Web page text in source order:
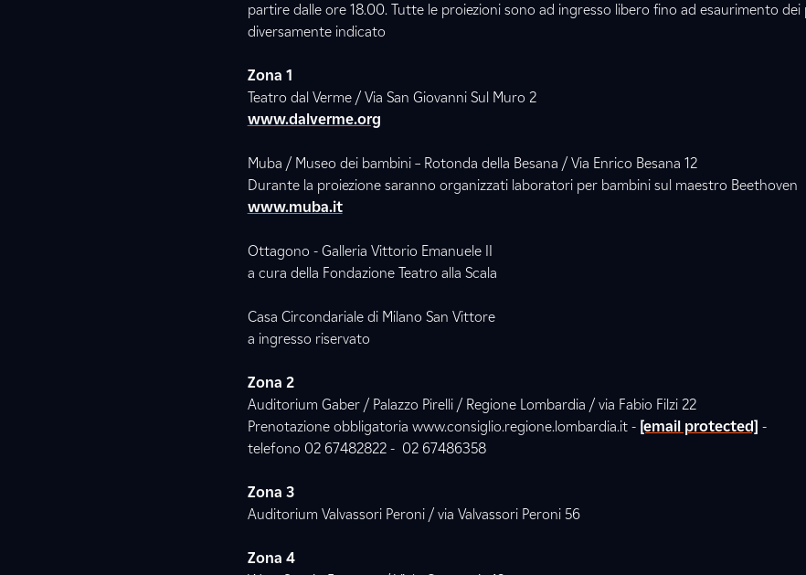
partire dalle ore 18.00. Tutte le proiezioni sono ad ingresso libero fino ad esaurimento dei
diversamente indicato
Zona 1
Teatro dal Verme / Via San Giovanni Sul Muro 2
www.dalverme.org
Muba / Museo dei bambini – Rotonda della Besana / Via Enrico Besana 12
Durante la proiezione saranno organizzati laboratori per bambini sul maestro Beethoven
www.muba.it
Ottagono - Galleria Vittorio Emanuele II
a cura della Fondazione Teatro alla Scala
Casa Circondariale di Milano San Vittore
a ingresso riservato
Zona 2
Auditorium Gaber / Palazzo Pirelli / Regione Lombardia / via Fabio Filzi 22
Prenotazione obbligatoria www.consiglio.regione.lombardia.it - [email protected] -
telefono 02 67482822 - 02 67486358
Zona 3
Auditorium Valvassori Peroni / via Valvassori Peroni 56
Zona 4